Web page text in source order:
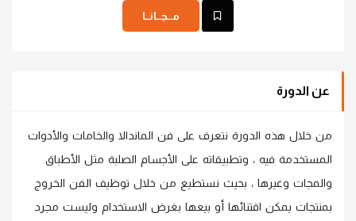
عن الدورة
من خلال هذه الدورة نتعرف على فن الماندالا والخامات والأدوات
المستخدمة فيه ، وتطبيقاته على الأجسام الصلبة مثل الأطباق
والمجات وغيرها ، بحيث نستطيع من خلال توظيف الفن الخروج
بمنتجات يمكن اقتنائها أو بيعها بغرض الاستخدام وليست مجرد
مــجــانــا